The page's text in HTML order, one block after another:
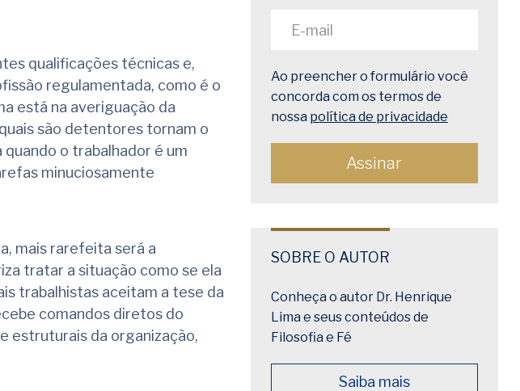
qualificações técnicas e,
regulamentada, como é o
está na averiguação da
são detentores tornam o
o trabalhador é um
minuciosamente
mais rarefeita será a
tratar a situação como se ela
trabalhistas aceitam a tese da
comandos diretos do
estruturais da organização,
Ao preencher o formulário você
concorda com os termos de
nossa política de privacidade
SOBRE O AUTOR
Conheça o autor Dr. Henrique
Lima e seus conteúdos de
Filosofia e Fé
Saiba mais